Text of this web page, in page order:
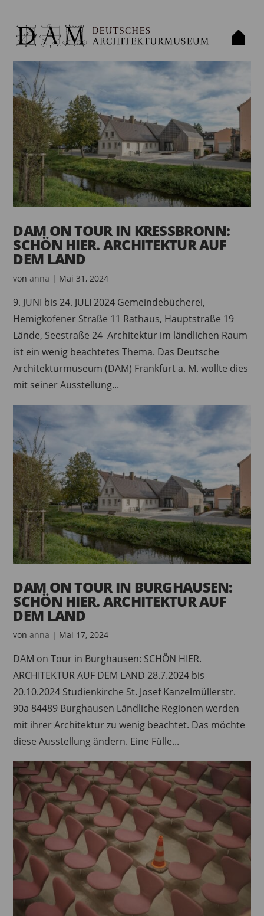
DAM ON TOUR IN KRESSBRONN:
SCHÖN HIER. ARCHITEKTUR AUF
DEM LAND
vonanna | Mai 31, 2024
9. JUNI bis 24. JULI 2024 Gemeindebücherei,
Hemigkofener Straße 11 Rathaus, Hauptstraße 19
Lände, Seestraße 24 Architektur im ländlichen Raum
ist ein wenig beachtetes Thema. Das Deutsche
Architekturmuseum (DAM) Frankfurt a. M. wollte dies
mit seiner Ausstellung...
DAM ON TOUR IN BURGHAUSEN:
SCHÖN HIER. ARCHITEKTUR AUF
DEM LAND
vonanna | Mai 17, 2024
DAM on Tour in Burghausen: SCHÖN HIER.
ARCHITEKTUR AUF DEM LAND 28.7.2024 bis
20.10.2024 Studienkirche St. Josef Kanzelmüllerstr.
90a 84489 Burghausen Ländliche Regionen werden
mit ihrer Architektur zu wenig beachtet. Das möchte
diese Ausstellung ändern. Eine Fülle...